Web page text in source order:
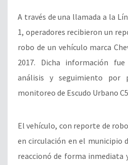
A través de una llamada a la
1, operadores recibieron un
robo de un vehículo marca
2017. Dicha información
análisis y seguimiento por
monitoreo de Escudo Urbano
El vehículo, con reporte de
en circulación en el municipio
reaccionó de forma inmediata